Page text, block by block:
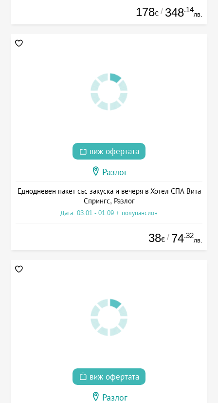
178€ / 348.14
лв.
виж офертата
Разлог
Еднодневен пакет със закуска и вечеря в Хотел СПА Вита
Спрингс, Разлог
Дата: 03.01 - 01.09 + полупансион
38€ / 74.32
лв.
виж офертата
Разлог